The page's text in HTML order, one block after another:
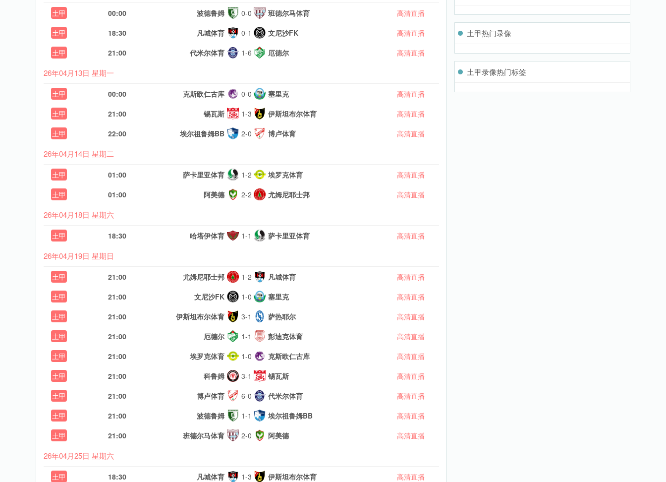
土甲 00:00 波德鲁姆 0-0 班德尔马体育
高清直播
土甲
18:30 凡城体育 0-1 文尼沙FK
高清直播
土甲
21:00 代米尔体育 1-6 厄德尔 高清直播
26年04月13日 星期一
土甲 00:00 克斯欧仁古库 0-0 塞里克
高清直播
土甲
21:00 锡瓦斯 1-3 伊斯坦布尔体育
高清直播
土甲
22:00 埃尔祖鲁姆BB 2-0 博卢体育 高清直播
26年04月14日 星期二
土甲 01:00 萨卡里亚体育 1-2 埃罗克体育
高清直播
土甲
01:00 阿美德 2-2 尤姆尼耶士邦 高清直播
26年04月18日 星期六
土甲 18:30 哈塔伊体育 1-1 萨卡里亚体育 高清直播
26年04月19日 星期日
土甲 21:00 尤姆尼耶士邦 1-2 凡城体育
高清直播
土甲
21:00 文尼沙FK 1-0 塞里克
高清直播
土甲
21:00 伊斯坦布尔体育 3-1 萨热耶尔
高清直播
土甲
21:00 厄德尔 1-1 彭迪克体育
高清直播
土甲
21:00 埃罗克体育 1-0 克斯欧仁古库
高清直播
土甲
21:00 科鲁姆 3-1 锡瓦斯
高清直播
土甲
21:00 博卢体育 6-0 代米尔体育
高清直播
土甲
21:00 波德鲁姆 1-1 埃尔祖鲁姆BB
高清直播
土甲
21:00 班德尔马体育 2-0 阿美德 高清直播
26年04月25日 星期六
土甲 18:30 凡城体育 1-3 伊斯坦布尔体育
高清直播
土甲热门录像
土甲录像热门标签